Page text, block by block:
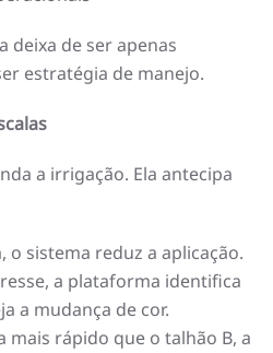
deixa de ser apenas
estratégia de manejo.
a irrigação. Ela antecipa
o sistema reduz a aplicação.
a plataforma identifica
a mudança de cor.
mais rápido que o talhão B, a